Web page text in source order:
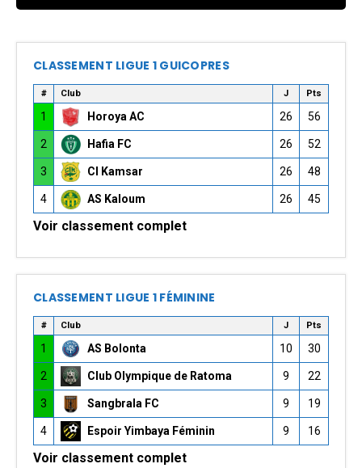
CLASSEMENT LIGUE 1 GUICOPRES
# Club J Pts
1 Horoya AC 26 56
2 Hafia FC 26 52
3 CI Kamsar 26 48
4 AS Kaloum 26 45
Voir classement complet
CLASSEMENT LIGUE 1 FÉMININE
# Club J Pts
1 AS Bolonta 10 30
2 Club Olympique de Ratoma 9 22
3 Sangbrala FC 9 19
4 Espoir Yimbaya Féminin 9 16
Voir classement complet